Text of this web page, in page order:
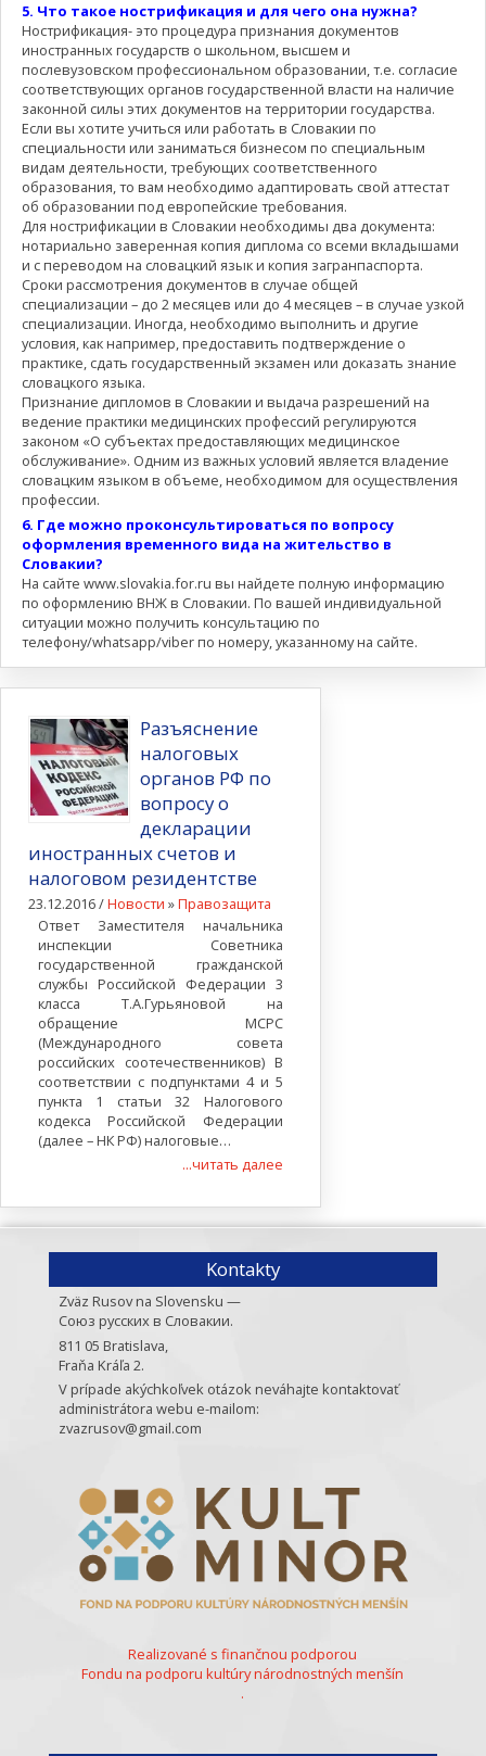
5. Что такое нострификация и для чего она нужна?
Нострификация- это процедура признания документов
иностранных государств о школьном, высшем и
послевузовском профессиональном образовании, т.е. согласие
соответствующих органов государственной власти на наличие
законной силы этих документов на территории государства.
Если вы хотите учиться или работать в Словакии по
специальности или заниматься бизнесом по специальным
видам деятельности, требующих соответственного
образования, то вам необходимо адаптировать свой аттестат
об образовании под европейские требования.
Для нострификации в Словакии необходимы два документа:
нотариально заверенная копия диплома со всеми вкладышами
и с переводом на словацкий язык и копия загранпаспорта.
Сроки рассмотрения документов в случае общей
специализации – до 2 месяцев или до 4 месяцев – в случае узкой
специализации. Иногда, необходимо выполнить и другие
условия, как например, предоставить подтверждение о
практике, сдать государственный экзамен или доказать знание
словацкого языка.
Признание дипломов в Словакии и выдача разрешений на
ведение практики медицинских профессий регулируются
законом «О субъектах предоставляющих медицинское
обслуживание». Одним из важных условий является владение
словацким языком в объеме, необходимом для осуществления
профессии.
6. Где можно проконсультироваться по вопросу
оформления временного вида на жительство в
Словакии?
На сайте www.slovakia.for.ru вы найдете полную информацию
по оформлению ВНЖ в Словакии. По вашей индивидуальной
ситуации можно получить консультацию по
телефону/whatsapp/viber по номеру, указанному на сайте.
Разъяснение
налоговых
органов РФ по
вопросу о
декларации
иностранных счетов и
налоговом резидентстве
23.12.2016 /Новости »Правозащита
Ответ Заместителя начальника
инспекции Советника
государственной гражданской
службы Российской Федерации 3
класса Т.А.Гурьяновой на
обращение МСРС
(Международного совета
российских соотечественников) В
соответствии с подпунктами 4 и 5
пункта 1 статьи 32 Налогового
кодекса Российской Федерации
(далее – НК РФ) налоговые…
...читать далее
Kontakty
Zväz Rusov na Slovensku —
Союз русских в Словакии.
811 05 Bratislava,
Fraňa Kráľa 2.
V prípade akýchkoľvek otázok neváhajte kontaktovať
administrátora webu e-mailom:
zvazrusov@gmail.com
Realizované s finančnou podporou
Fondu na podporu kultúry národnostných menšín
.